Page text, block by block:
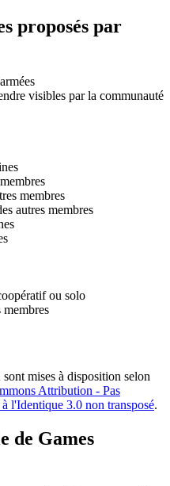
proposés par
visibles par la communauté
membres
autres membres
ou solo
membres
mises à disposition selon
Attribution - Pas
l'Identique 3.0 non transposé.
de Games